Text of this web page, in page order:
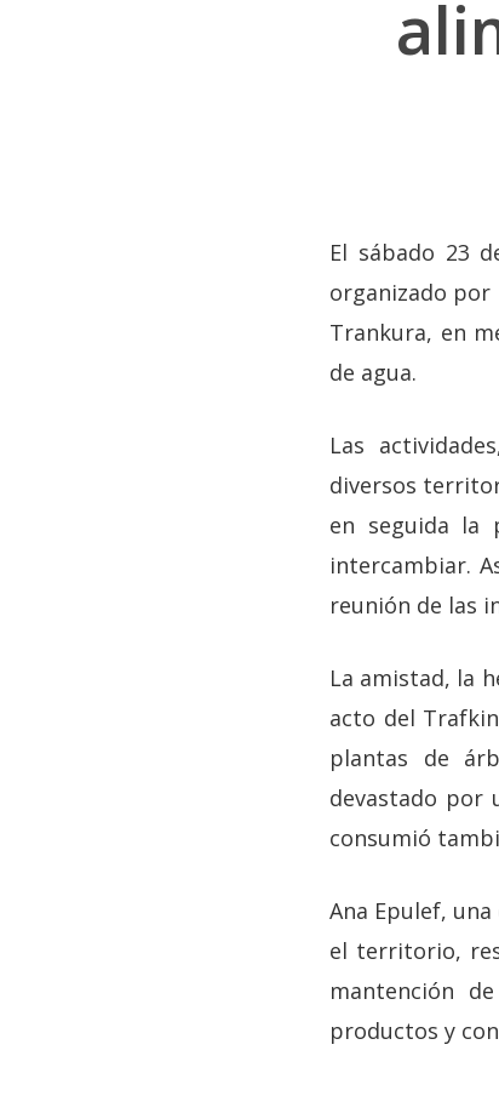
Hit enter to search or ESC to close
El sábado 23
organizado por
Trankura, en
de agua.
Las
diversos
en seguida la
intercambiar.
reunión de las
La amistad, la
acto del
plantas de
devastado por
consumió
Ana Epulef,
el territorio,
mantención
productos y